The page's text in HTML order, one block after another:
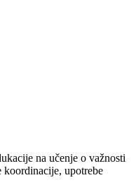
na učenje o važnosti
upotrebe